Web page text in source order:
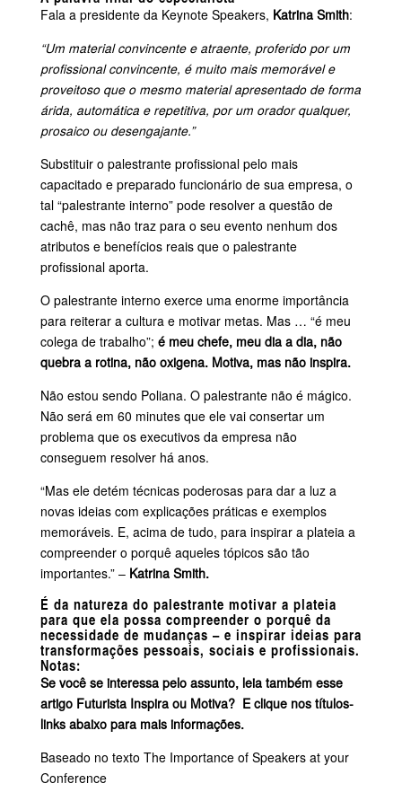
Fala a presidente da Keynote Speakers, Katrina Smith:
“Um material convincente e atraente, proferido por um
profissional convincente, é muito mais memorável e
proveitoso que o mesmo material apresentado de forma
árida, automática e repetitiva, por um orador qualquer,
prosaico ou desengajante.”
Substituir o palestrante profissional pelo mais
capacitado e preparado funcionário de sua empresa, o
tal “palestrante interno” pode resolver a questão de
cachê, mas não traz para o seu evento nenhum dos
atributos e benefícios reais que o palestrante
profissional aporta.
O palestrante interno exerce uma enorme importância
para reiterar a cultura e motivar metas. Mas … “é meu
colega de trabalho”; é meu chefe, meu dia a dia, não
quebra a rotina, não oxigena. Motiva, mas não inspira.
Não estou sendo Poliana. O palestrante não é mágico.
Não será em 60 minutes que ele vai consertar um
problema que os executivos da empresa não
conseguem resolver há anos.
“Mas ele detém técnicas poderosas para dar a luz a
novas ideias com explicações práticas e exemplos
memoráveis. E, acima de tudo, para inspirar a plateia a
compreender o porquê aqueles tópicos são tão
importantes.” – Katrina Smith.
É da natureza do palestrante motivar a plateia
para que ela possa compreender o porquê da
necessidade de mudanças – e inspirar ideias para
transformações pessoais, sociais e profissionais.
Notas:
Se você se interessa pelo assunto, leia também esse
artigo Futurista Inspira ou Motiva? E clique nos títulos-
links abaixo para mais informações.
Baseado no texto The Importance of Speakers at your
Conference